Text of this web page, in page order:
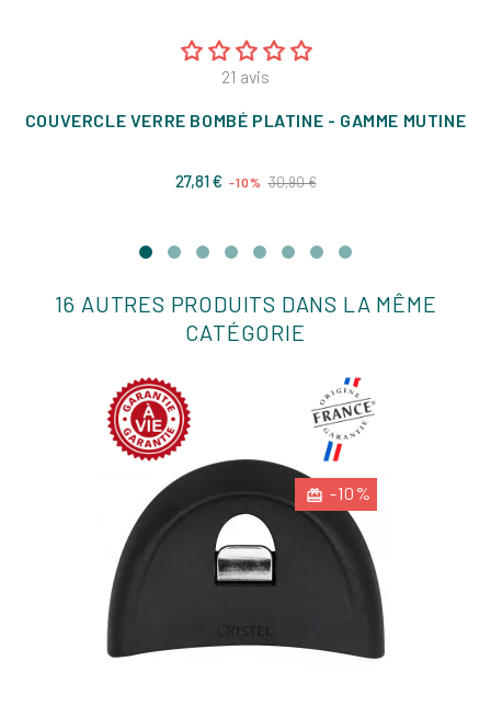
21 avis
COUVERCLE VERRE BOMBÉ PLATINE - GAMME MUTINE
27,81 € Prix
-10% 30,90 €Prix
16 AUTRES PRODUITS DANS LA MÊME
CATÉGORIE
-10%